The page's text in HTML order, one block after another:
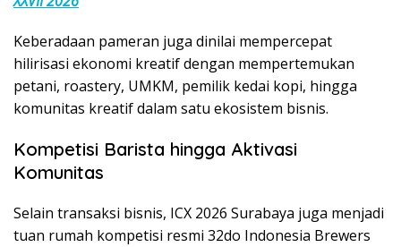
Keberadaan pameran juga dinilai mempercepat
hilirisasi ekonomi kreatif dengan mempertemukan
petani, roastery, UMKM, pemilik kedai kopi, hingga
komunitas kreatif dalam satu ekosistem bisnis.
Kompetisi Barista hingga Aktivasi
Komunitas
Selain transaksi bisnis, ICX 2026 Surabaya juga menjadi
tuan rumah kompetisi resmi 32do Indonesia Brewers